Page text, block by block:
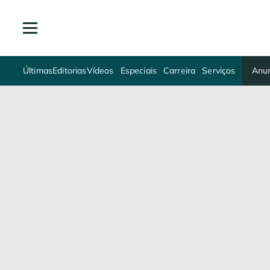
ÚltimasEditoriasVídeos Especiais Carreira Serviços